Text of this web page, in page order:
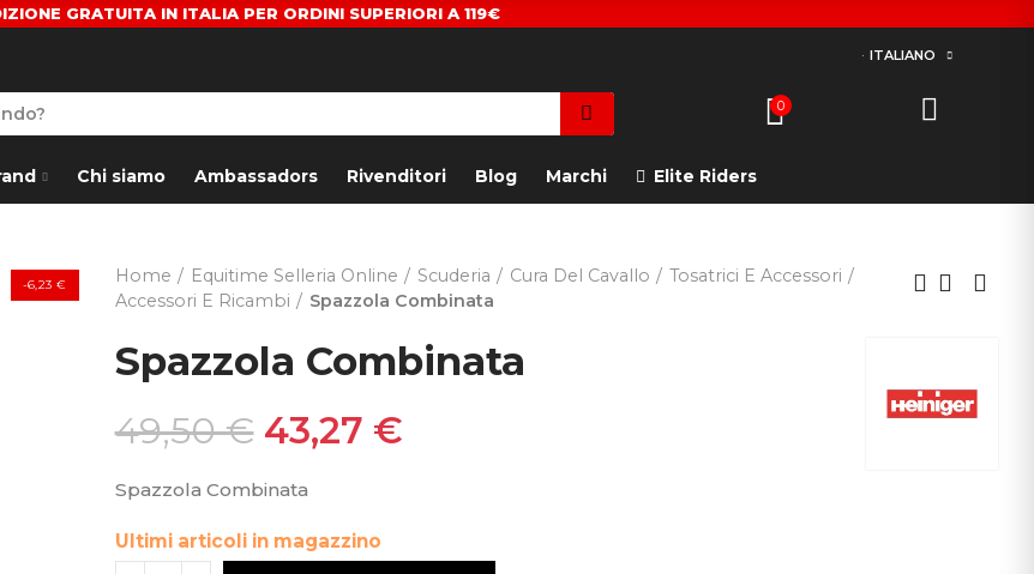
GRATUITA IN ITALIA PER ORDINI SUPERIORI A 119€
ITALIANO
0
Chi siamo Ambassadors Rivenditori Blog Marchi Elite Riders
-6,23 € Home Equitime Selleria Online Scuderia Cura Del Cavallo
Tosatrici E Accessori
Accessori E Ricambi
Spazzola Combinata
Spazzola Combinata
49,50 € 43,27 €
Spazzola Combinata
Ultimi articoli in magazzino